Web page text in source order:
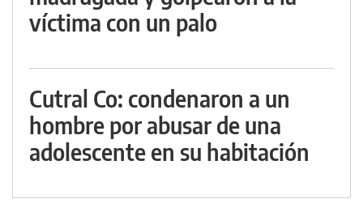
víctima con un palo
Cutral Co: condenaron a un
hombre por abusar de una
adolescente en su habitación